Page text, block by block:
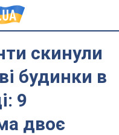
скинули
будинки в
9
двоє